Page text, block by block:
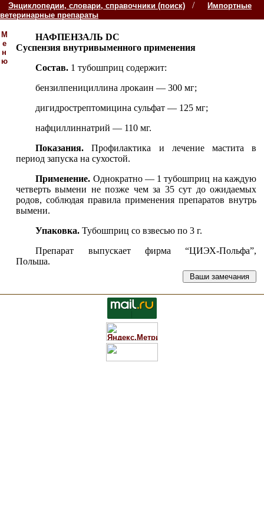
Энциклопедии, словари, справочники (поиск) /
Импортные
ветеринарные препараты
М
е
н
ю
НАФПЕНЗАЛЬ DC
Суспензия внутривыменного применения
Состав. 1 тубошприц содержит:
бензилпенициллина лрокаин — 300 мг;
дигидрострептомицина сульфат — 125 мг;
нафциллиннатрий — 110 мг.
Показания.Профилактика и лечение мастита в
период запуска на сухостой.
Применение. Однократно — 1 тубошприц на каждую
четверть вымени не позже чем за 35 сут до ожидаемых
родов, соблюдая правила применения препаратов внутрь
вымени.
Упаковка.Тубошприц со взвесью по 3 г.
Препарат выпускает фирма “ЦИЭХ-Польфа”,
Польша.